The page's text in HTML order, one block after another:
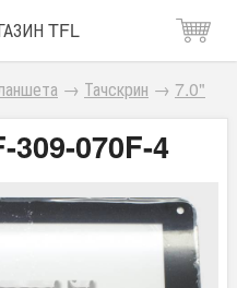
TFL
→ Тачскрин → 7.0"
309-070F-4